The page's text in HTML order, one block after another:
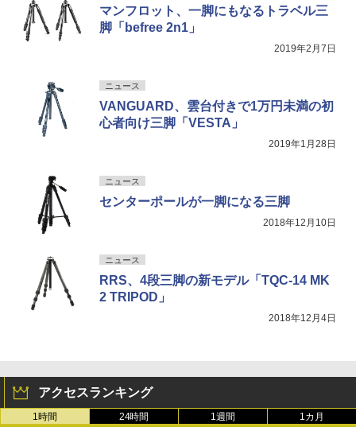
マンフロット、一脚にもなるトラベル三
脚「befree 2n1」
2019年2月7日
ニュース
VANGUARD、雲台付きで1万円未満の初
心者向け三脚「VESTA」
2019年1月28日
ニュース
センターポールが一脚になる三脚
2018年12月10日
ニュース
RRS、4段三脚の新モデル「TQC-14 MK
2 TRIPOD」
2018年12月4日
アクセスランキング
1時間 24時間 1週間 1カ月